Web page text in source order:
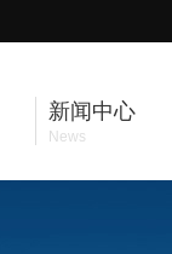
新闻中心
News